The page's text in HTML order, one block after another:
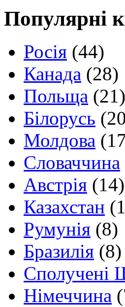
Популярні
Росія (44)
Канада (28)
Польща (21)
Білорусь
Молдова
Словаччина
Австрія (14)
Казахстан
Румунія (8)
Бразилія (8)
Сполучені
Німеччина